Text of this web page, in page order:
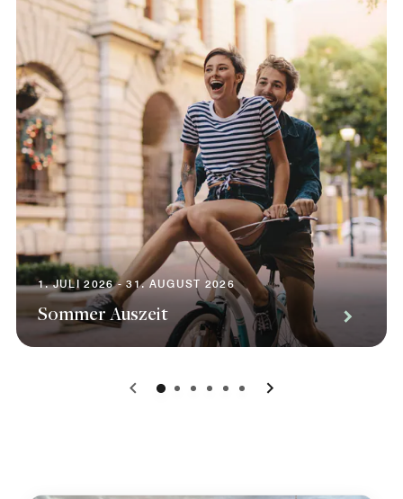
1. JULI 2026 - 31. AUGUST 2026
Sommer Auszeit
0 1 2 3 4 5